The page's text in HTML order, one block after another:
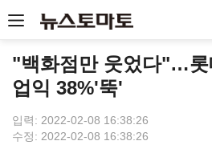
"백화점만 웃었다"…롯
업익 38%'뚝'
입력: 2022-02-08 16:38:26
수정: 2022-02-08 16:38:26